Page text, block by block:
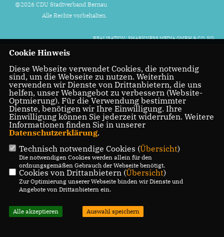
@2026 CDU Stadtverband Bernau
Alle Rechte vorbehalten.
REALISATION: SHARKNESS MEDIA GMBH & CO. KG
Cookie Hinweis
Diese Webseite verwendet Cookies, die notwendig
sind, um die Webseite zu nutzen. Weiterhin
verwenden wir Dienste von Drittanbietern, die uns
helfen, unser Webangebot zu verbessern (Website-
Optmierung). Für die Verwendung bestimmter
Dienste, benötigen wir Ihre Einwilligung. Ihre
Einwilligung können Sie jederzeit widerrufen. Weitere
Informationen finden Sie in unserer
Datenschutzerklärung.
Technisch notwendige Cookies (Übersicht)
Die notwendigen Cookies werden allein für den
ordnungsgemäßen Gebrauch der Webseite benötigt.
Cookies von Drittanbietern (Übersicht)
Zur Optimierung unserer Webseite binden wir Dienste und
Angebote von Drittanbietern ein.
Alle akzeptieren Auswahl speichern